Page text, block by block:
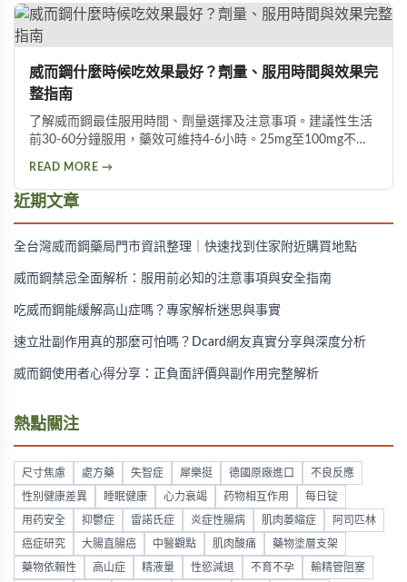
威而鋼什麼時候吃效果最好？劑量、服用時間與效果完
整指南
了解威而鋼最佳服用時間、劑量選擇及注意事項。建議性生活
前30-60分鐘服用，藥效可維持4-6小時。25mg至100mg不同
READ MORE →
近期文章
全台灣威而鋼藥局門市資訊整理｜快速找到住家附近購買地點
威而鋼禁忌全面解析：服用前必知的注意事項與安全指南
吃威而鋼能緩解高山症嗎？專家解析迷思與事實
速立壯副作用真的那麼可怕嗎？Dcard網友真實分享與深度分析
威而鋼使用者心得分享：正負面評價與副作用完整解析
熱點關注
尺寸焦慮 處方藥 失智症 犀樂挺 德國原廠進口 不良反應
性別健康差異 睡眠健康 心力衰竭 药物相互作用 每日锭
用药安全 抑鬱症 雷諾氏症 炎症性腸病 肌肉萎縮症 阿司匹林
癌症研究 大腸直腸癌 中醫觀點 肌肉酸痛 藥物塗層支架
藥物依賴性 高山症 精液量 性慾減退 不育不孕 輸精管阻塞